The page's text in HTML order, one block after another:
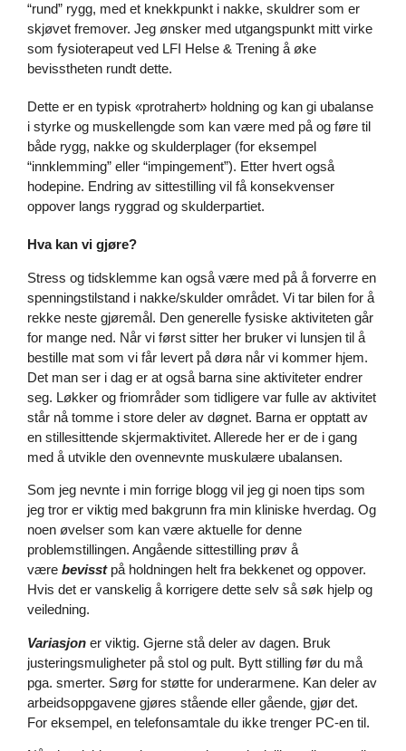
“rund” rygg, med et knekkpunkt i nakke, skuldrer som er
skjøvet fremover. Jeg ønsker med utgangspunkt mitt virke
som fysioterapeut ved LFI Helse & Trening å øke
bevisstheten rundt dette.
Dette er en typisk «protrahert» holdning og kan gi ubalanse
i styrke og muskellengde som kan være med på og føre til
både rygg, nakke og skulderplager (for eksempel
“innklemming” eller “impingement”). Etter hvert også
hodepine. Endring av sittestilling vil få konsekvenser
oppover langs ryggrad og skulderpartiet.
Hva kan vi gjøre?
Stress og tidsklemme kan også være med på å forverre en
spenningstilstand i nakke/skulder området. Vi tar bilen for å
rekke neste gjøremål. Den generelle fysiske aktiviteten går
for mange ned. Når vi først sitter her bruker vi lunsjen til å
bestille mat som vi får levert på døra når vi kommer hjem.
Det man ser i dag er at også barna sine aktiviteter endrer
seg. Løkker og friområder som tidligere var fulle av aktivitet
står nå tomme i store deler av døgnet. Barna er opptatt av
en stillesittende skjermaktivitet. Allerede her er de i gang
med å utvikle den ovennevnte muskulære ubalansen.
Som jeg nevnte i min forrige blogg vil jeg gi noen tips som
jeg tror er viktig med bakgrunn fra min kliniske hverdag. Og
noen øvelser som kan være aktuelle for denne
problemstillingen. Angående sittestilling prøv å
være bevisstpå holdningen helt fra bekkenet og oppover.
Hvis det er vanskelig å korrigere dette selv så søk hjelp og
veiledning.
Variasjon er viktig. Gjerne stå deler av dagen. Bruk
justeringsmuligheter på stol og pult. Bytt stilling før du må
pga. smerter. Sørg for støtte for underarmene. Kan deler av
arbeidsoppgavene gjøres stående eller gående, gjør det.
For eksempel, en telefonsamtale du ikke trenger PC-en til.